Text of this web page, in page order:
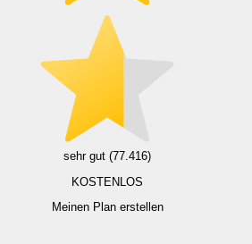
sehr gut (77.416)
KOSTENLOS
Meinen Plan erstellen